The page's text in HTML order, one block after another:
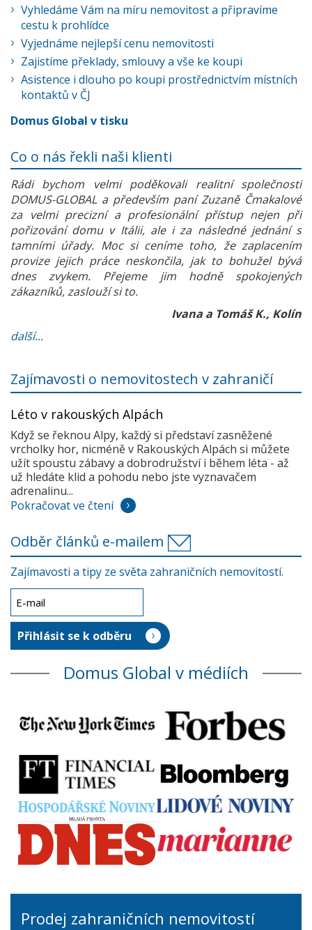
Vyhledáme Vám na míru nemovitost a připravíme
cestu k prohlídce
Vyjednáme nejlepší cenu nemovitosti
Zajistíme překlady, smlouvy a vše ke koupi
Asistence i dlouho po koupi prostřednictvím místních
kontaktů v ČJ
Domus Global v tisku
Co o nás řekli naši klienti
Rádi bychom velmi poděkovali realitní společnosti
DOMUS-GLOBAL a především paní Zuzaně Čmakalové
za velmi precizní a profesionální přístup nejen při
pořizování domu v Itálii, ale i za následné jednání s
tamními úřady. Moc si ceníme toho, že zaplacením
provize jejich práce neskončila, jak to bohužel bývá
dnes zvykem. Přejeme jim hodně spokojených
zákazníků, zaslouží si to.
Ivana a Tomáš K., Kolín
další...
Zajímavosti o nemovitostech v zahraničí
Léto v rakouských Alpách
Když se řeknou Alpy, každý si představí zasněžené
vrcholky hor, nicméně v Rakouských Alpách si můžete
užít spoustu zábavy a dobrodružství i během léta - až
už hledáte klid a pohodu nebo jste vyznavačem
adrenalinu...
Pokračovat ve čtení
Odběr článků e-mailem
Zajímavosti a tipy ze světa zahraničních nemovitostí.
Domus Global v médiích
Prodej zahraničních nemovitostí